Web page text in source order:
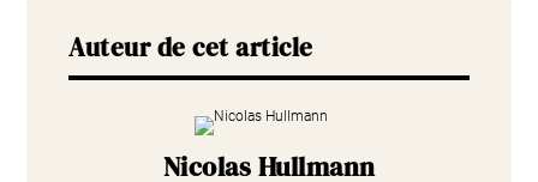
Auteur de cet article
Nicolas Hullmann